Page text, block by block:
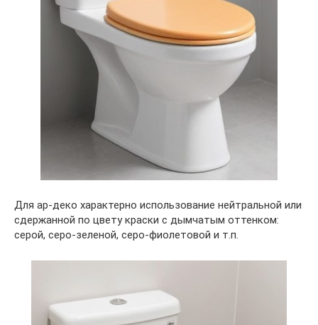
Для ар-деко характерно использование нейтральной или
сдержанной по цвету краски с дымчатым оттенком:
серой, серо-зеленой, серо-фиолетовой и т.п.